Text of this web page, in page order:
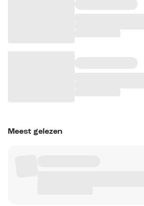
Meest gelezen